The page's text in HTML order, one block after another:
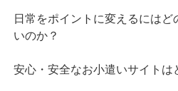
日常をポイントに変えるには
いのか？
安心・安全なお小遣いサイトは